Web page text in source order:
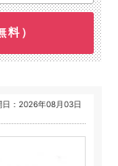
）
日：2026年08月03日